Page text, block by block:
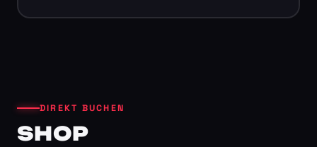
DIREKT BUCHEN
SHOP